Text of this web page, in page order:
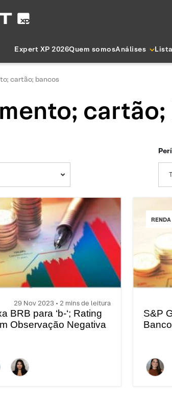
Expert XP 2026Quem somosAnálises
cartão; bancos
29 Nov 2023 • 2 mins de leitura
BRB para ‘b-‘; Rating
Observação Negativa
RENDA
S&P